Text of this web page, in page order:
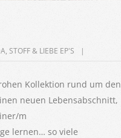
, STOFF & LIEBE EP'S
Kollektion rund um den
neuen Lebensabschnitt,
m
lernen… so viele